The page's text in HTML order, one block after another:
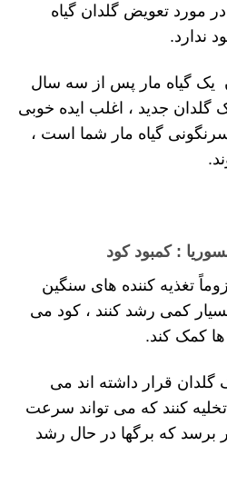
مورد تعویض گلدان گیاه
ندارد.
یک گیاه مار پس از سه سال
گلدان جدید ، اغلب ایده خوبی
گیاه مار شما است ،
: کمبود کود
تغذیه کننده های سنگین
کمی رشد کنند ، کود می
کمک کند.
گلدان قرار داشته اند می
کنند که می تواند سرعت
برسد که برگها در حال رشد